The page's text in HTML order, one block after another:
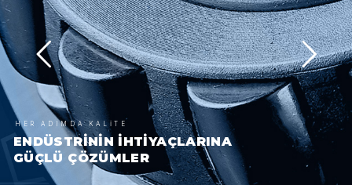
ENDÜSTRİNİN İHTİYAÇLARINA
GÜÇLÜ ÇÖZÜMLER
HER ADIMDA KALİTE